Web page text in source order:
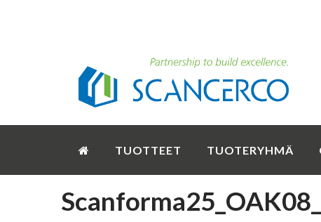
TUOTTEET TUOTERYHMÄ